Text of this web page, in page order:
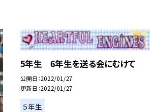
5年生 6年生を送る会にむけて
公開日 2022/01/27
更新日 2022/01/27
５年生